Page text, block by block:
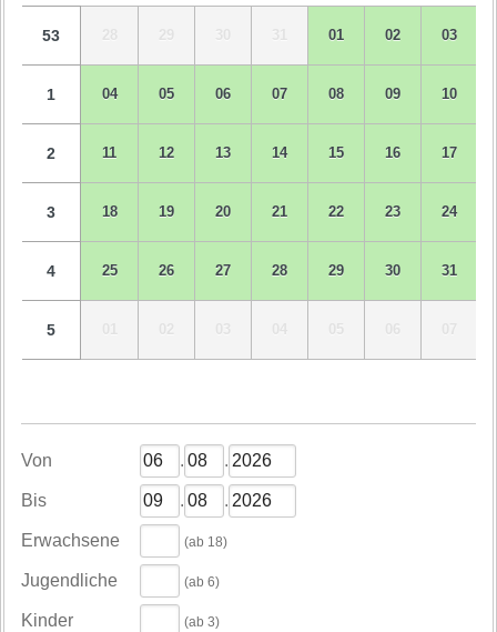
53 28 29 30 31 01 02 03
1 04 05 06 07 08 09 10
2 11 12 13 14 15 16 17
3 18 19 20 21 22 23 24
4 25 26 27 28 29 30 31
5 01 02 03 05 06
Von . .
Bis . .
Erwachsene (ab 18)
Jugendliche (ab 6)
Kinder (ab 3)